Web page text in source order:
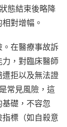
態結束後略降
對增幅。
在醫療事故訴
，對臨床醫師
拒以及無法證
常見風險，這
礎，不容忽
標（如自殺意